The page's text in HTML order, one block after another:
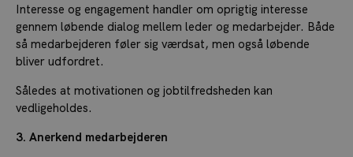
Interesse og engagement handler om oprigtig interesse
gennem løbende dialog mellem leder og medarbejder. Både
så medarbejderen føler sig værdsat, men også løbende
bliver udfordret.
Således at motivationen og jobtilfredsheden kan
vedligeholdes.
3. Anerkend medarbejderen